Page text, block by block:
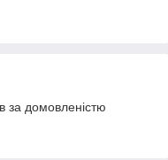
за домовленістю